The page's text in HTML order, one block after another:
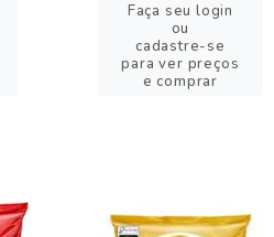
Faça seu login
ou
cadastre-se
para ver preços
e comprar